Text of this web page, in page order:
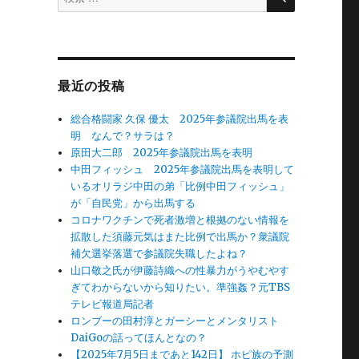
索
最近の投稿
総合格闘家 久保 優太 2025年参議院出馬を表
明 なんで？サラは？
原田大二郎 2025年参議院出馬を表明
中田フィッシュ 2025年参議院出馬を表明して
いるオリラジ中田の弟「比例中田フィッシュ」
が「自民党」から出馬する
コロナワクチンで死者激増と根拠のない情報を
拡散した須藤元気はまた比例で出馬か？衆議院
補欠選挙落選で参議院失職したよね？
山口敬之氏が伊藤詩織への性暴力がうやむやす
ぎてわからないから知りたい。準強姦？元TBS
テレビ報道局記者
ロンブーの田村淳とガーシーとメンタリスト
DaiGoの話ってほんとなの？
【2025年7月5日まであと142日】 ホピ族の予測